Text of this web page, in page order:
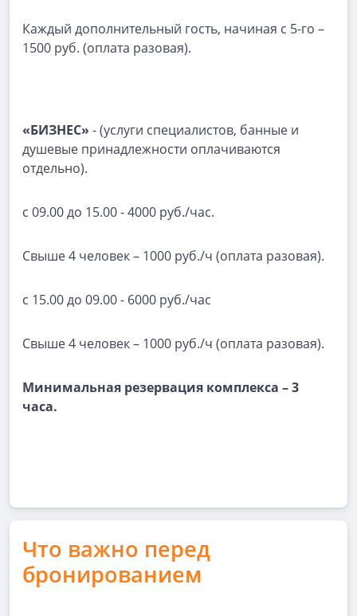
Каждый дополнительный гость, начиная с 5-го –
1500 руб. (оплата разовая).
«БИЗНЕС» - (услуги специалистов, банные и
душевые принадлежности оплачиваются
отдельно).
с 09.00 до 15.00 - 4000 руб./час.
Свыше 4 человек – 1000 руб./ч (оплата разовая).
с 15.00 до 09.00 - 6000 руб./час
Свыше 4 человек – 1000 руб./ч (оплата разовая).
Минимальная резервация комплекса – 3
часа.
Что важно перед
бронированием